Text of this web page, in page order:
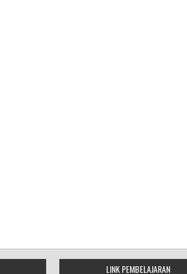
LINK PEMBELAJARAN